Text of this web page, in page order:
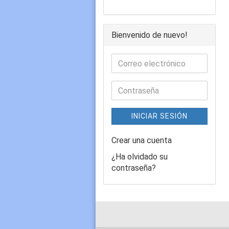
Bienvenido de nuevo!
INICIAR SESIÓN
Crear una cuenta
¿Ha olvidado su
contraseña?